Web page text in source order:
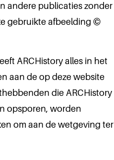
andere publicaties zonder
gebruikte afbeelding ©
ARCHistory alles in het
aan de op deze website
die ARCHistory
opsporen, worden
om aan de wetgeving ter